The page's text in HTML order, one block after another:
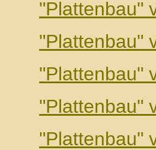
"Plattenbau"
"Plattenbau"
"Plattenbau"
"Plattenbau"
"Plattenbau"